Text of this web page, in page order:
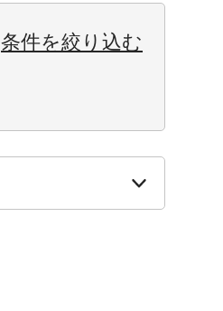
条件を絞り込む